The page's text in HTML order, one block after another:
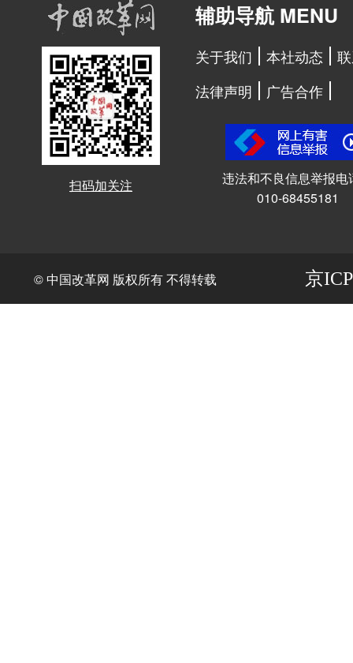
扫码加关注
辅助导航 MENU
关于我们 本社动态
法律声明
广告合作
违法和不良信息举报电
010-68455181
© 中国改革网 版权所有 不得转载 京